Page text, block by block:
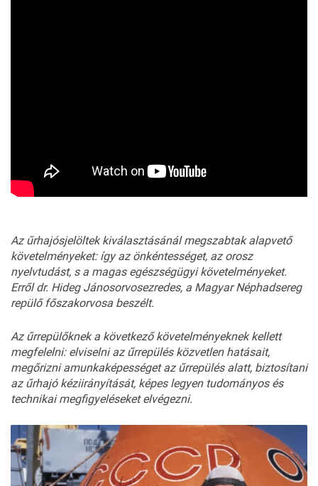
Az űrhajósjelöltek kiválasztásánál megszabtak alapvető
követelményeket: így az önkéntességet, az orosz
nyelvtudást, s a magas egészségügyi követelményeket.
Erről dr. Hideg Jánosorvosezredes, a Magyar Néphadsereg
repülő főszakorvosa beszélt.
Az űrrepülőknek a következő követelményeknek kellett
megfelelni: elviselni az űrrepülés közvetlen hatásait,
megőrizni amunkaképességet az űrrepülés alatt, biztosítani
az űrhajó kéziirányítását, képes legyen tudományos és
technikai megfigyeléseket elvégezni.